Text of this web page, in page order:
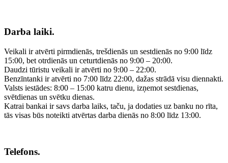
Darba laiki.
Veikali ir atvērti pirmdienās, trešdienās un sestdienās no 9:00 līdz
15:00, bet otrdienās un ceturtdienās no 9:00 – 20:00.
Daudzi tūristu veikali ir atvērti no 9:00 – 22:00.
Benzīntanki ir atvērti no 7:00 līdz 22:00, dažas strādā visu diennakti.
Valsts iestādes: 8:00 – 15:00 katru dienu, izņemot sestdienas,
svētdienas un svētku dienas.
Katrai bankai ir savs darba laiks, taču, ja dodaties uz banku no rīta,
tās visas būs noteikti atvērtas darba dienās no 8:00 līdz 13:00.
Telefons.